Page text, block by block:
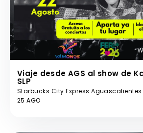
Viaje desde AGS al show de
SLP
Starbucks City Express Aguascalientes
25 AGO